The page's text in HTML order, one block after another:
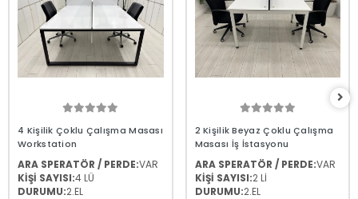
4 Kişilik Çoklu Çalışma Masası
Workstation
ARA SPERATÖR / PERDE:VAR
KİŞİ SAYISI:4 LÜ
DURUMU:2.EL
2 Kişilik Beyaz Çoklu Çalışma
Masası İş İstasyonu
ARA SPERATÖR / PERDE:VAR
KİŞİ SAYISI:2 Lİ
DURUMU:2.EL